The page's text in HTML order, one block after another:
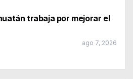
trabaja por mejorar el
ago 7, 2026